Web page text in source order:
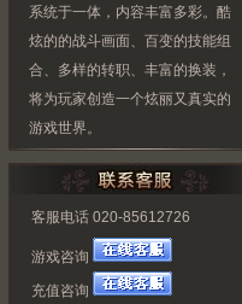
系统于一体，内容丰富多彩。酷
炫的的战斗画面、百变的技能组
合、多样的转职、丰富的换装，
将为玩家创造一个炫丽又真实的
游戏世界。
客服电话 020-85612726
游戏咨询
充值咨询